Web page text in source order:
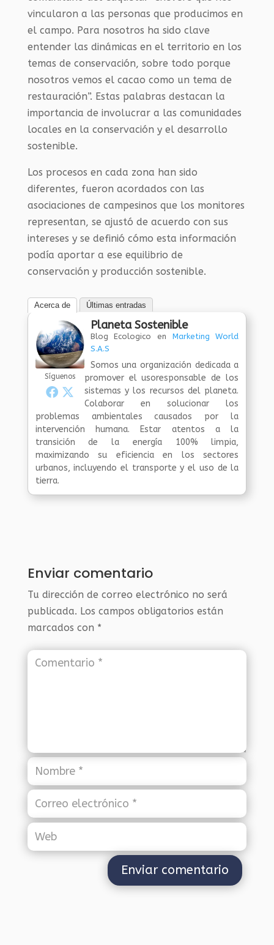
vincularon a las personas que producimos en
el campo. Para nosotros ha sido clave
entender las dinámicas en el territorio en los
temas de conservación, sobre todo porque
nosotros vemos el cacao como un tema de
restauración”. Estas palabras destacan la
importancia de involucrar a las comunidades
locales en la conservación y el desarrollo
sostenible.
Los procesos en cada zona han sido
diferentes, fueron acordados con las
asociaciones de campesinos que los monitores
representan, se ajustó de acuerdo con sus
intereses y se definió cómo esta información
podía aportar a ese equilibrio de
conservación y producción sostenible.
Acerca de Últimas entradas
Síguenos
Planeta Sostenible
Blog Ecologico en Marketing World
S.A.S
Somos una organización dedicada a
promover el usoresponsable de los
sistemas y los recursos del planeta.
Colaborar en solucionar los
problemas ambientales causados por la
intervención humana. Estar atentos a la
transición de la energía 100% limpia,
maximizando su eficiencia en los sectores
urbanos, incluyendo el transporte y el uso de la
tierra.
Enviar comentario
Tu dirección de correo electrónico no será
publicada. Los campos obligatorios están
marcados con *